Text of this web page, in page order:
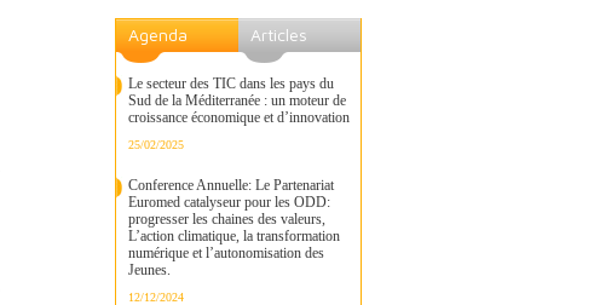
Agenda Articles
Le secteur des TIC dans les pays du
Sud de la Méditerranée : un moteur de
croissance économique et d’innovation
25/02/2025
Conference Annuelle: Le Partenariat
Euromed catalyseur pour les ODD:
progresser les chaines des valeurs,
L’action climatique, la transformation
numérique et l’autonomisation des
Jeunes.
12/12/2024